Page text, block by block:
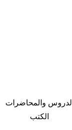
الدروس والمحاضرات
الكتب